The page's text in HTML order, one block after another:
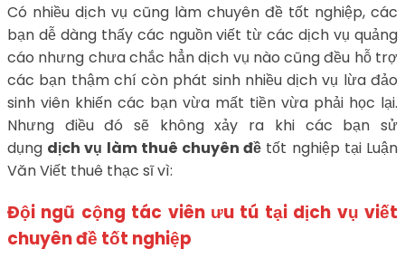
Có nhiều dịch vụ cũng làm chuyên đề tốt nghiệp, các
bạn dễ dàng thấy các nguồn viết từ các dịch vụ quảng
cáo nhưng chưa chắc hẳn dịch vụ nào cũng đều hỗ trợ
các bạn thậm chí còn phát sinh nhiều dịch vụ lừa đảo
sinh viên khiến các bạn vừa mất tiền vừa phải học lại.
Nhưng điều đó sẽ không xảy ra khi các bạn sử
dụng dịch vụ làm thuê chuyên đề tốt nghiệp tại Luận
Văn Viết thuê thạc sĩ vì:
Đội ngũ cộng tác viên ưu tú tại dịch vụ viết
chuyên đề tốt nghiệp